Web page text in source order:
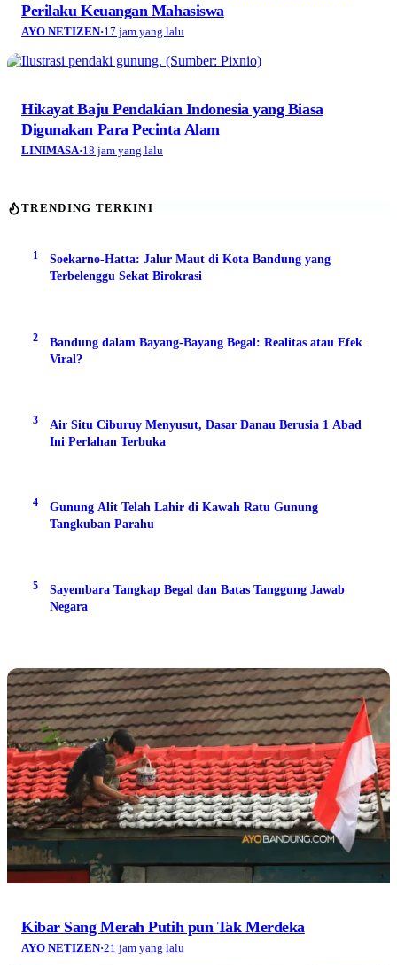
Perilaku Keuangan Mahasiswa
AYO NETIZEN·17 jam yang lalu
Hikayat Baju Pendakian Indonesia yang Biasa
Digunakan Para Pecinta Alam
LINIMASA·18 jam yang lalu
TRENDING TERKINI
1
Soekarno-Hatta: Jalur Maut di Kota Bandung yang
Terbelenggu Sekat Birokrasi
2
Bandung dalam Bayang-Bayang Begal: Realitas atau Efek
Viral?
3
Air Situ Ciburuy Menyusut, Dasar Danau Berusia 1 Abad
Ini Perlahan Terbuka
4
Gunung Alit Telah Lahir di Kawah Ratu Gunung
Tangkuban Parahu
5
Sayembara Tangkap Begal dan Batas Tanggung Jawab
Negara
Kibar Sang Merah Putih pun Tak Merdeka
AYO NETIZEN·21 jam yang lalu